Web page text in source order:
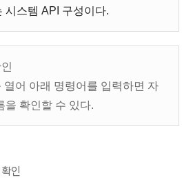
시스템 API 구성이다.
열어 아래 명령어를 입력하면 자
을 확인할 수 있다.
인